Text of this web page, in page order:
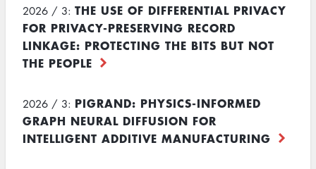
2026 / 3: THE USE OF DIFFERENTIAL PRIVACY
FOR PRIVACY-PRESERVING RECORD
LINKAGE: PROTECTING THE BITS BUT NOT
THE PEOPLE
2026 / 3: PIGRAND: PHYSICS-INFORMED
GRAPH NEURAL DIFFUSION FOR
INTELLIGENT ADDITIVE MANUFACTURING